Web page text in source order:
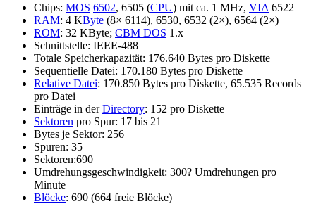
Chips: MOS 6502, 6505 (CPU) mit ca. 1 MHz, VIA 6522
RAM: 4 KByte (8× 6114), 6530, 6532 (2×), 6564 (2×)
ROM: 32 KByte; CBM DOS 1.x
Schnittstelle: IEEE-488
Totale Speicherkapazität: 176.640 Bytes pro Diskette
Sequentielle Datei: 170.180 Bytes pro Diskette
Relative Datei: 170.850 Bytes pro Diskette, 65.535 Records
pro Datei
Einträge in derDirectory: 152 pro Diskette
Sektoren pro Spur: 17 bis 21
Bytes je Sektor: 256
Spuren: 35
Sektoren:690
Umdrehungsgeschwindigkeit: 300? Umdrehungen pro
Minute
Blöcke: 690 (664 freie Blöcke)